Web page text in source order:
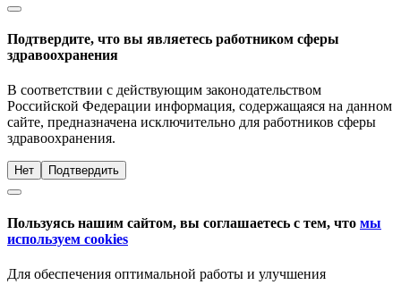
Подтвердите, что вы являетесь работником сферы
здравоохранения
В соответствии с действующим законодательством
Российской Федерации информация, содержащаяся на данном
сайте, предназначена исключительно для работников сферы
здравоохранения.
Нет Подтвердить
Пользуясь нашим сайтом, вы соглашаетесь с тем, что мы
используем cookies
Для обеспечения оптимальной работы и улучшения